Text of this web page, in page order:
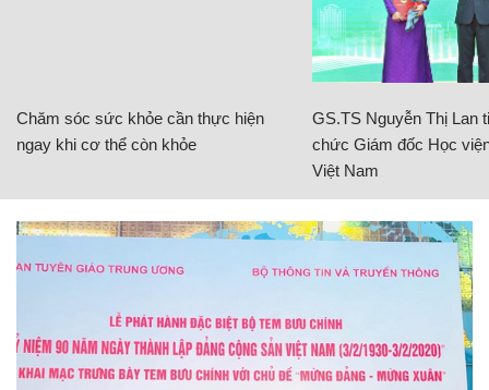
Chăm sóc sức khỏe cần thực hiện
ngay khi cơ thể còn khỏe
GS.TS Nguyễn Thị Lan
chức Giám đốc Học
Việt Nam